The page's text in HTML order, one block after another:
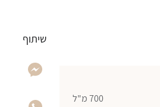
700 מ"ל
שיתוף